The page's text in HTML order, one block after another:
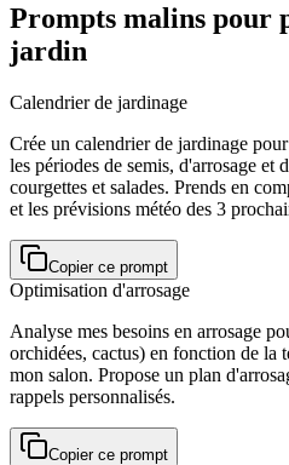
Prompts malins pour
jardin
Calendrier de jardinage
Crée un calendrier de jardinage
les périodes de semis, d'arrosage et
courgettes et salades. Prends en
et les prévisions météo des 3
Copier ce prompt
Optimisation d'arrosage
Analyse mes besoins en arrosage
orchidées, cactus) en fonction de la
mon salon. Propose un plan
rappels personnalisés.
Copier ce prompt